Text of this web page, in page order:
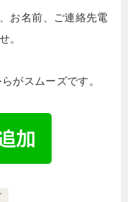
お名前、ご連絡先電
。
がスムーズです。